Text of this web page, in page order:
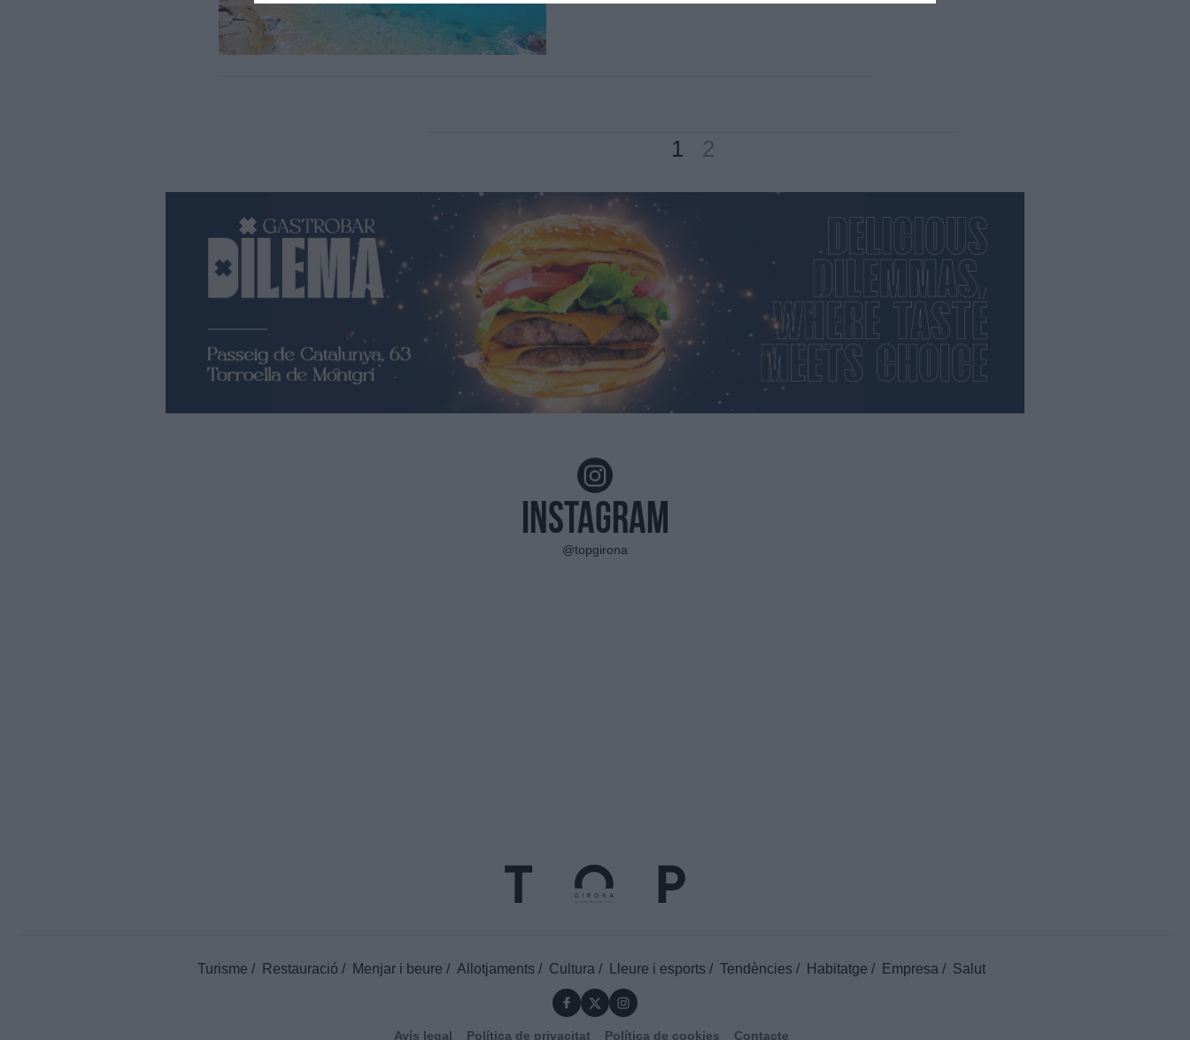
1 2
Instagram
@topgirona
Turisme Restauració Menjar i beure Allotjaments Cultura Lleure i esports Tendències Habitatge Empresa Salut
Avís legal Política de privacitat Política de cookies Contacte